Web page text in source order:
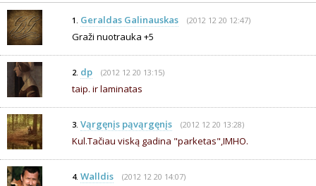
1. Geraldas Galinauskas (2012 12 20 12:47)
Graži nuotrauka +5
2. dp (2012 12 20 13:15)
taip. ir laminatas
3. Vąrgęnįs pąvąrgęnįs (2012 12 20 13:28)
Kul.Tačiau viską gadina "parketas",IMHO.
4. Walldis (2012 12 20 14:07)